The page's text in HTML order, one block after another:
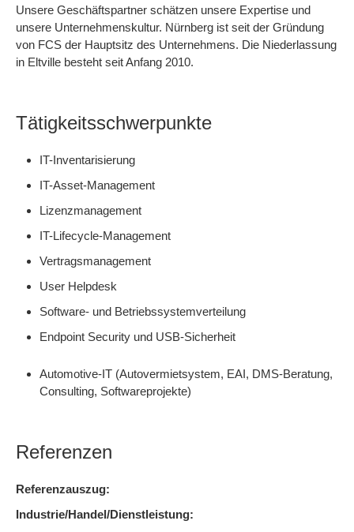
Unsere Geschäftspartner schätzen unsere Expertise und
unsere Unternehmenskultur. Nürnberg ist seit der Gründung
von FCS der Hauptsitz des Unternehmens. Die Niederlassung
in Eltville besteht seit Anfang 2010.
Tätigkeitsschwerpunkte
IT-Inventarisierung
IT-Asset-Management
Lizenzmanagement
IT-Lifecycle-Management
Vertragsmanagement
User Helpdesk
Software- und Betriebssystemverteilung
Endpoint Security und USB-Sicherheit
Automotive-IT (Autovermietsystem, EAI, DMS-Beratung,
Consulting, Softwareprojekte)
Referenzen
Referenzauszug:
Industrie/Handel/Dienstleistung: